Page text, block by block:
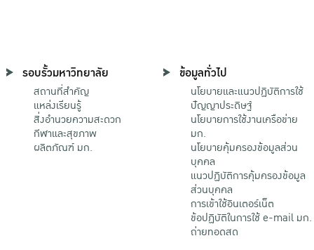
รอบรั้วมหาวิทยาลัย
สถานที่สำคัญ
แหล่งเรียนรู้
สิ่งอำนวยความสะดวก
กีฬาและสุขภาพ
ผลิตภัณฑ์ มก.
ข้อมูลทั่วไป
นโยบายและแนวปฏิบัติการใช้
ปัญญาประดิษฐ์
นโยบายการใช้งานเครือข่าย
มก.
นโยบายคุ้มครองข้อมูลส่วน
บุคคล
แนวปฏิบัติการคุ้มครองข้อมูล
ส่วนบุคคล
การเข้าใช้อินเตอร์เน็ต
ข้อปฏิบัติในการใช้ e-mail มก.
ถ่ายทอดสด